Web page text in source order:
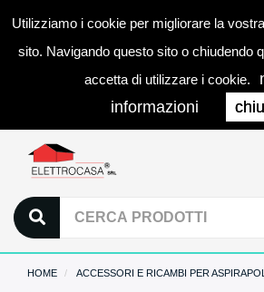
Utilizziamo i cookie per migliorare la
sito. Navigando questo sito o chiudendo
accetta di utilizzare i cookie.
informazioni
HOME ACCESSORI E RICAMBI PER